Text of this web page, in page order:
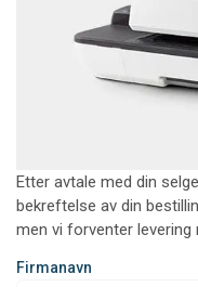
Etter avtale med din
bekreftelse av din
men vi forventer levering
Firmanavn